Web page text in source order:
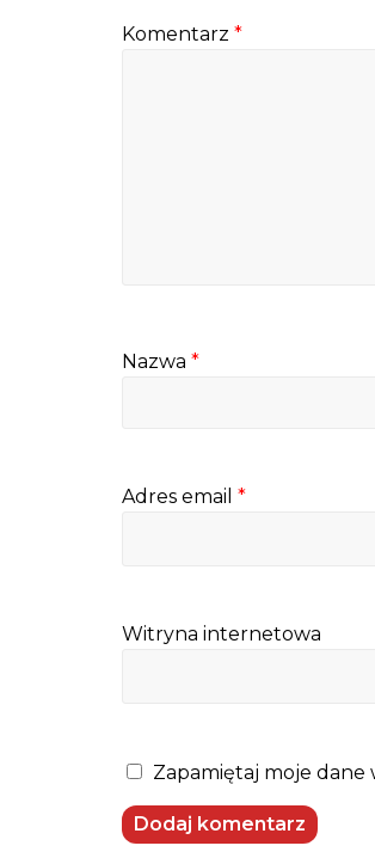
Komentarz *
Nazwa *
Adres email *
Witryna internetowa
Zapamiętaj moje dane